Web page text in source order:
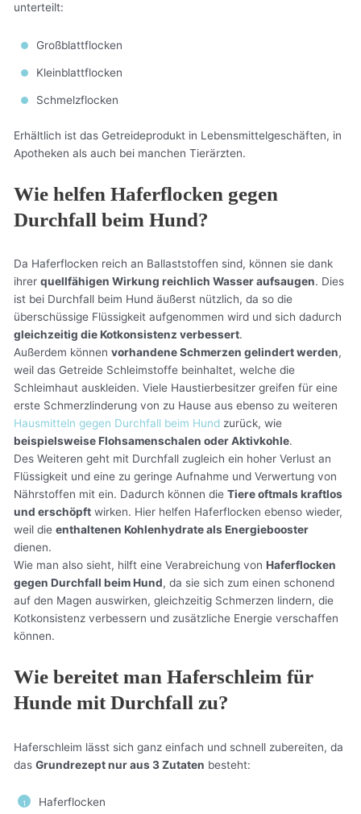
unterteilt:
Großblattflocken
Kleinblattflocken
Schmelzflocken
Erhältlich ist das Getreideprodukt in Lebensmittelgeschäften, in
Apotheken als auch bei manchen Tierärzten.
Wie helfen Haferflocken gegen
Durchfall beim Hund?
Da Haferflocken reich an Ballaststoffen sind, können sie dank
ihrerquellfähigen Wirkung reichlich Wasser aufsaugen. Dies
ist bei Durchfall beim Hund äußerst nützlich, da so die
überschüssige Flüssigkeit aufgenommen wird und sich dadurch
gleichzeitig die Kotkonsistenz verbessert.
Außerdem könnenvorhandene Schmerzen gelindert werden,
weil das Getreide Schleimstoffe beinhaltet, welche die
Schleimhaut auskleiden. Viele Haustierbesitzer greifen für eine
erste Schmerzlinderung von zu Hause aus ebenso zu weiteren
Hausmitteln gegen Durchfall beim Hund zurück, wie
beispielsweise Flohsamenschalen oder Aktivkohle.
Des Weiteren geht mit Durchfall zugleich ein hoher Verlust an
Flüssigkeit und eine zu geringe Aufnahme und Verwertung von
Nährstoffen mit ein. Dadurch können dieTiere oftmals kraftlos
und erschöpft wirken. Hier helfen Haferflocken ebenso wieder,
weil dieenthaltenen Kohlenhydrate als Energiebooster
dienen.
Wie man also sieht, hilft eine Verabreichung vonHaferflocken
gegen Durchfall beim Hund, da sie sich zum einen schonend
auf den Magen auswirken, gleichzeitig Schmerzen lindern, die
Kotkonsistenz verbessern und zusätzliche Energie verschaffen
können.
Wie bereitet man Haferschleim für
Hunde mit Durchfall zu?
Haferschleim lässt sich ganz einfach und schnell zubereiten, da
dasGrundrezept nur aus 3 Zutaten besteht:
Haferflocken